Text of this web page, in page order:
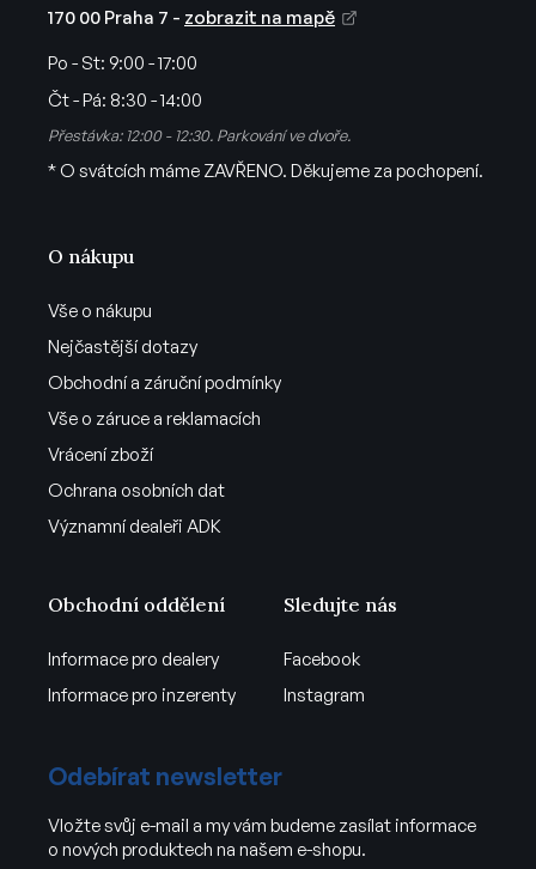
O nákupu
Vše o nákupu
Nejčastější dotazy
Obchodní a záruční podmínky
Vše o záruce a reklamacích
Vrácení zboží
Ochrana osobních dat
Významní dealeři ADK
170 00 Praha 7 - zobrazit na mapě
Po - St: 9:00 - 17:00
Čt - Pá: 8:30 - 14:00
Přestávka: 12:00 - 12:30. Parkování ve dvoře.
* O svátcích máme ZAVŘENO. Děkujeme za pochopení.
Obchodní oddělení
Informace pro dealery
Informace pro inzerenty
Sledujte nás
Facebook
Instagram
Odebírat newsletter
Vložte svůj e-mail a my vám budeme zasílat informace
o nových produktech na našem e-shopu.